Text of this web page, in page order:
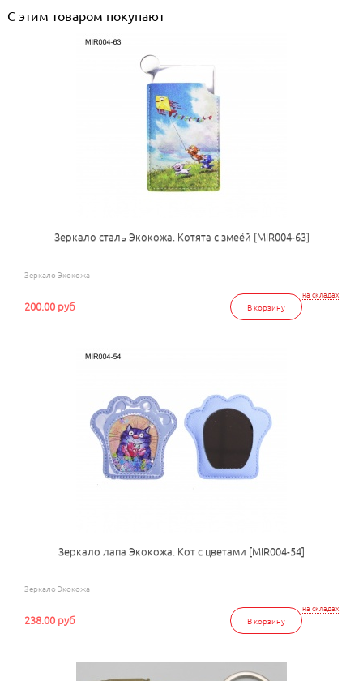
С этим товаром покупают
Зеркало сталь Экокожа. Котята с змеёй [MIR004-63]
Зеркало Экокожа
на складах
В корзину
200.00 руб
Зеркало лапа Экокожа. Кот с цветами [MIR004-54]
Зеркало Экокожа
на складах
В корзину
238.00 руб